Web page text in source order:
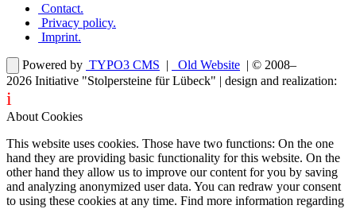
Contact.
Privacy policy.
Imprint.
Powered by TYPO3 CMS | Old Website | © 2008–
2026 Initiative "Stolpersteine für Lübeck" | design and realization:
i
About Cookies
This website uses cookies. Those have two functions: On the one
hand they are providing basic functionality for this website. On the
other hand they allow us to improve our content for you by saving
and analyzing anonymized user data. You can redraw your consent
to using these cookies at any time. Find more information regarding